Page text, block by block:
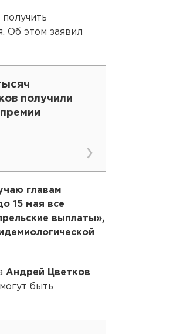
Об этом заявил
получили
главам
15 мая все
выплаты»,
Андрей Цветков
быть